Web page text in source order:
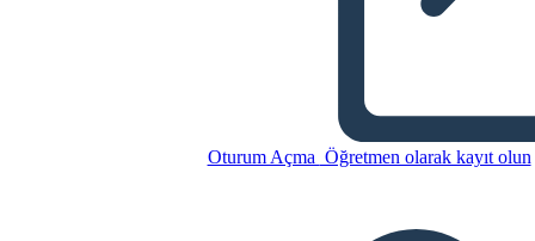
Oturum Açma Öğretmen olarak kayıt olun
Pitch Deck Info-2